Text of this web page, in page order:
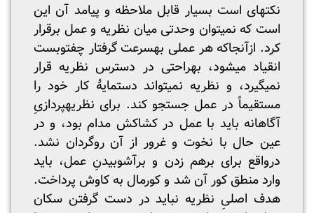
نکته­ای است بسیار قابل ملاحظه و پیامد آن این
است که نمی­توان وحدتی میان نظریه و عمل برقرار
کرد. ازآنجاکه هر عملی به­سرعت گرفتار چفت­وبست
انقیاد می­شود، به­راحتی در دسترس نظریه قرار
نمی­گیرد، و نظریه نمی­تواند دستمایۀ کار خود را
مستقیماً در عمل جستجو کند. برای نظریه­پردازیِ
آگاهانه باید با عمل در کشاکش مدام بود، و در
عین حال با نخوت و غرور از آن روگردان نشد.
درواقع برای برهم زدن و برآشوبیدنِ عمل، باید
وارد منطق کور آن شد و کورمال به کاوش پرداخت.
هدف اصلیِ نظریه نباید در دست گرفتن سکان